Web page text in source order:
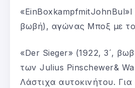
«EinBoxkampfmitJohnBul»l
βωβή), αγώνας Μποξ με
«Der Sieger» (1922, 3´,
των Julius Pinschewer&
Λάστιχα αυτοκινήτου. Για